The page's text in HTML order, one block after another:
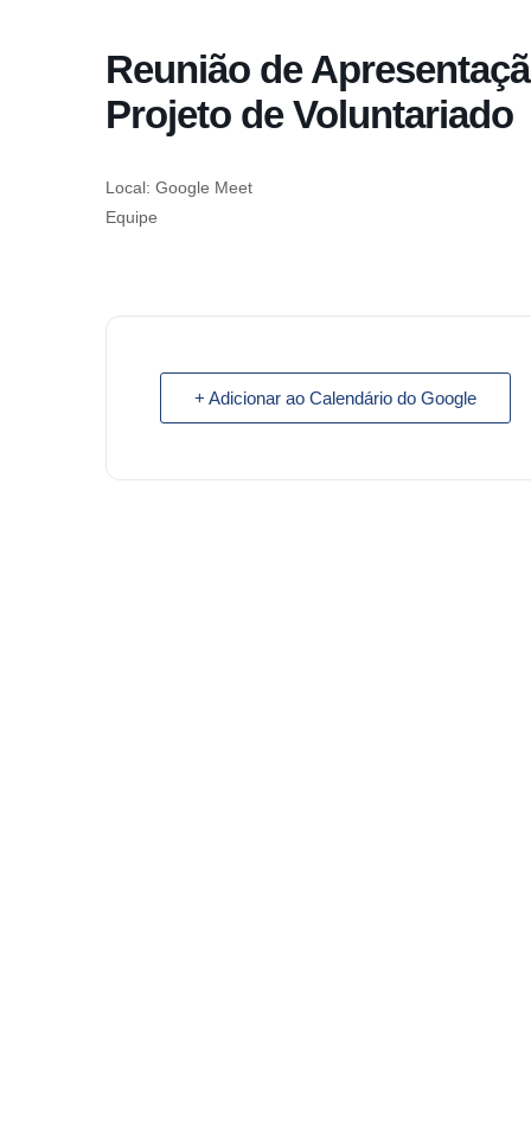
Reunião de
Projeto de Voluntariado
Local: Google Meet
Equipe
+ Adicionar ao Calendário do Google